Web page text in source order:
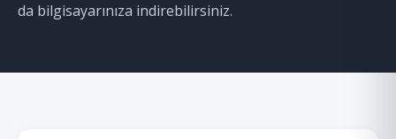
da bilgisayarınıza indirebilirsiniz.